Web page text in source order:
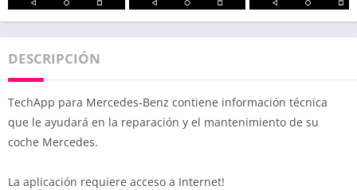
DESCRIPCIÓN
TechApp para Mercedes-Benz contiene información técnica
que le ayudará en la reparación y el mantenimiento de su
coche Mercedes.
La aplicación requiere acceso a Internet!